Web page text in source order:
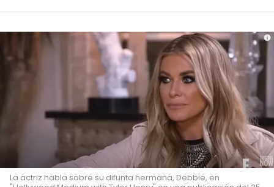
La actriz habla sobre su difunta hermana, Debbie, en